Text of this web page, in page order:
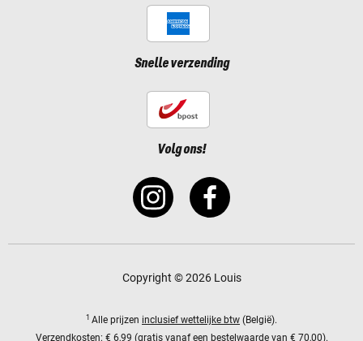
Snelle verzending
Volg ons!
Copyright © 2026 Louis
1 Alle prijzen inclusief wettelijke btw (België).
Verzendkosten: € 6,99 (gratis vanaf een bestelwaarde van € 70,00).